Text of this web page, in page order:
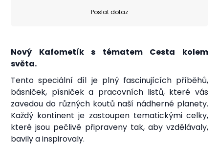
Poslat dotaz
Nový Kafometík s tématem Cesta kolem
světa.
Tento speciální díl je plný fascinujících příběhů,
básniček, písniček a pracovních listů, které vás
zavedou do různých koutů naší nádherné planety.
Každý kontinent je zastoupen tematickými celky,
které jsou pečlivě připraveny tak, aby vzdělávaly,
bavily a inspirovaly.